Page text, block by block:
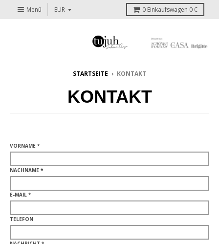
Menü 0 Einkaufswagen 0 €
STARTSEITE › KONTAKT
KONTAKT
VORNAME *
NACHNAME *
E-MAIL *
TELEFON